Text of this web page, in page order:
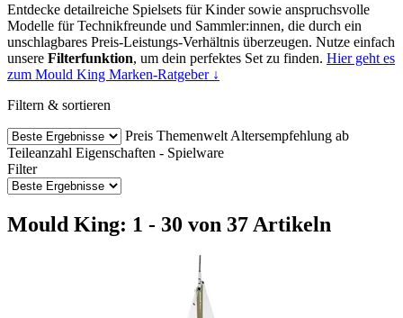
Entdecke detailreiche Spielsets für Kinder sowie anspruchsvolle
Modelle für Technikfreunde und Sammler:innen, die durch ein
unschlagbares Preis-Leistungs-Verhältnis überzeugen. Nutze einfach
unsere Filterfunktion, um dein perfektes Set zu finden. Hier geht es
zum Mould King Marken-Ratgeber ↓
Filtern & sortieren
Preis Themenwelt Altersempfehlung ab
Teileanzahl Eigenschaften - Spielware
Filter
Mould King: 1 - 30 von 37 Artikeln